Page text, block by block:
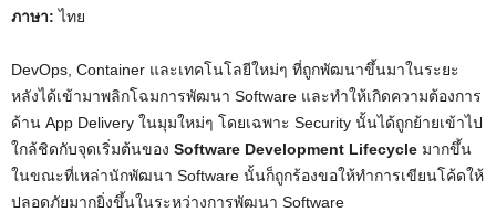
ภาษา: ไทย
DevOps, Container และเทคโนโลยีใหม่ๆ ที่ถูกพัฒนาขึ้นมาในระยะ
หลังได้เข้ามาพลิกโฉมการพัฒนา Software และทำให้เกิดความต้องการ
ด้าน App Delivery ในมุมใหม่ๆ โดยเฉพาะ Security นั้นได้ถูกย้ายเข้าไป
ใกล้ชิดกับจุดเริ่มต้นของ Software Development Lifecycle มากขึ้น
ในขณะที่เหล่านักพัฒนา Software นั้นก็ถูกร้องขอให้ทำการเขียนโค้ดให้
ปลอดภัยมากยิ่งขึ้นในระหว่างการพัฒนา Software